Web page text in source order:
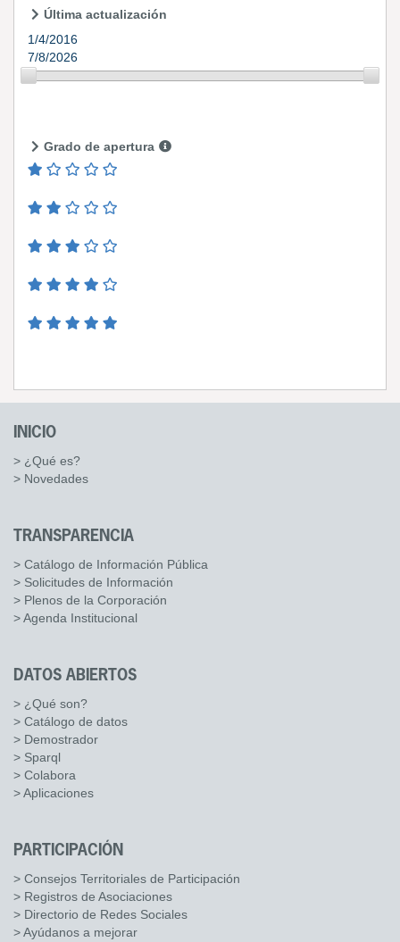
Última actualización
1/4/2016
7/8/2026
Grado de apertura
INICIO
> ¿Qué es?
> Novedades
TRANSPARENCIA
> Catálogo de Información Pública
> Solicitudes de Información
> Plenos de la Corporación
> Agenda Institucional
DATOS ABIERTOS
> ¿Qué son?
> Catálogo de datos
> Demostrador
> Sparql
> Colabora
> Aplicaciones
PARTICIPACIÓN
> Consejos Territoriales de Participación
> Registros de Asociaciones
> Directorio de Redes Sociales
> Ayúdanos a mejorar